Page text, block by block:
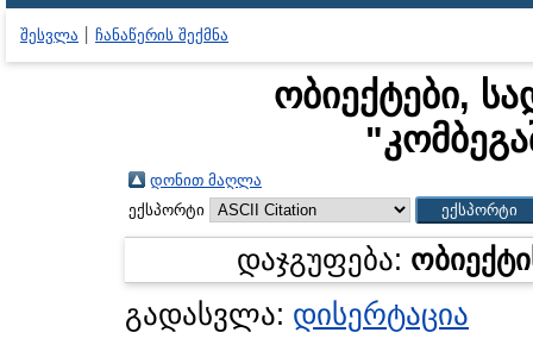
შესვლა ჩანაწერის შექმნა
ობიექტები,
"
დონით მაღლა
ექსპორტი
დაჯგუფება:
გადასვლა: დისერტაცია